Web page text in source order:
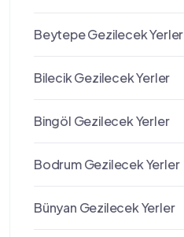
Beytepe Gezilecek Yerler
Bilecik Gezilecek Yerler
Bingöl Gezilecek Yerler
Bodrum Gezilecek Yerler
Bünyan Gezilecek Yerler